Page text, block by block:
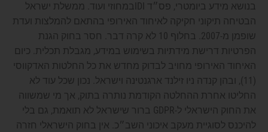
בנושא מידע ביומטרי, פס״ד IDIבמחוזי ועוד. ממשלת ישראל
הבטיחה תיקוני חקיקה לאיחוד האירופי בהתאם להמלצות ועדת
שופמן מ-2007. בחלוף 10 לא קרה דבר. חסר בחוק הגנת
הפרטיות דרישת מידתיות בשימוש במידע, מגבלת תכלית. כיום
האיחוד האירופי מחויב לבדוק מחדש את כל החלטות האדקווסי
(11), ובהן קנדה ניו זילנד ארגנטינה וישראל. נכון שכל עוד לא
החליטו אחרת ההחלטה הקודמת נותרה בתוק, אך מי שמשווה
את החוק הישראלי ל-GDPR ברור שישראל לא תואמת, גם בלי
להיכנס לסוגיית מעקב איכוני השב״כ. אין בחוק הישראלי חזרה